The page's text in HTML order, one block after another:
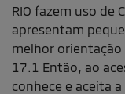
RIO fazem uso de
apresentam
melhor orientação
17.1 Então, ao
conhece e aceita